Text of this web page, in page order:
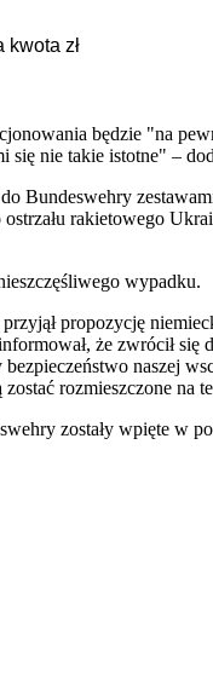
będzie "na
się nie takie istotne" –
Bundeswehry
rakietowego
wypadku.
propozycję
że zwrócił się
naszej
rozmieszczone na
zostały wpięte